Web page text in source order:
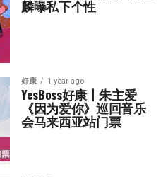
麟曝私下个性
好康 1 year ago
YesBoss好康丨朱主爱
《因为爱你》巡回音乐
会马来西亚站门票